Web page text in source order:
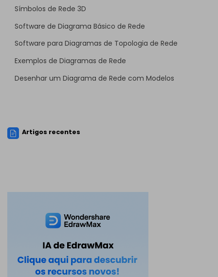
Símbolos de Rede 3D
Software de Diagrama Básico de Rede
Software para Diagramas de Topologia de Rede
Exemplos de Diagramas de Rede
Desenhar um Diagrama de Rede com Modelos
Artigos recentes